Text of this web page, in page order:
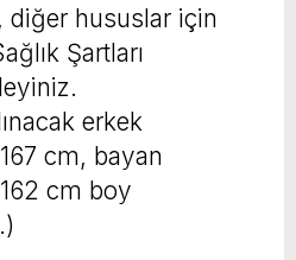
diğer hususlar için
Şartları
erkek
cm, bayan
cm boy